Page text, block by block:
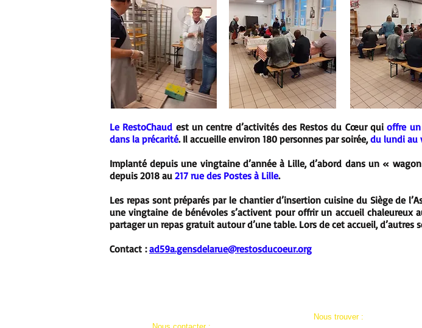
Le RestoChaud est un centre d’activités des Restos du Cœur quioffre
dans la précarité. Il accueille environ 180 personnes par soirée,du lundi au
Implanté depuis une vingtaine d’année à Lille, d’abord dans un «
depuis 2018 au 217 rue des Postes à Lille.
Les repas sont préparés par le chantier d’insertion cuisine du Siège de
une vingtaine de bénévoles s’activent pour offrir un accueil
partager un repas gratuit autour d’une table. Lors de cet accueil, d’autres
Contact :ad59a.gensdelarue@restosducoeur.org
Nous trouver :